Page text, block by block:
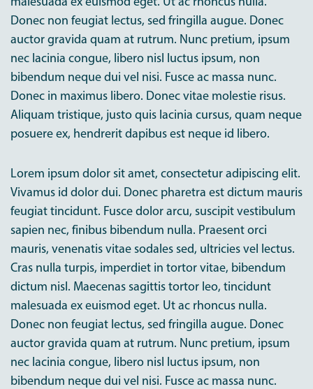
Donec non feugiat lectus, sed fringilla augue. Donec
auctor gravida quam at rutrum. Nunc pretium, ipsum
nec lacinia congue, libero nisl luctus ipsum, non
bibendum neque dui vel nisi. Fusce ac massa nunc.
Donec in maximus libero. Donec vitae molestie risus.
Aliquam tristique, justo quis lacinia cursus, quam neque
posuere ex, hendrerit dapibus est neque id libero.
Lorem ipsum dolor sit amet, consectetur adipiscing elit.
Vivamus id dolor dui. Donec pharetra est dictum mauris
feugiat tincidunt. Fusce dolor arcu, suscipit vestibulum
sapien nec, finibus bibendum nulla. Praesent orci
mauris, venenatis vitae sodales sed, ultricies vel lectus.
Cras nulla turpis, imperdiet in tortor vitae, bibendum
dictum nisl. Maecenas sagittis tortor leo, tincidunt
malesuada ex euismod eget. Ut ac rhoncus nulla.
Donec non feugiat lectus, sed fringilla augue. Donec
auctor gravida quam at rutrum. Nunc pretium, ipsum
nec lacinia congue, libero nisl luctus ipsum, non
bibendum neque dui vel nisi. Fusce ac massa nunc.